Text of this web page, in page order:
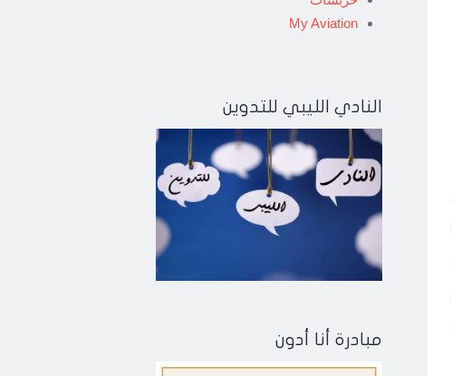
My Aviation
النادي الليبي للتدوين
مبادرة أنا أدون